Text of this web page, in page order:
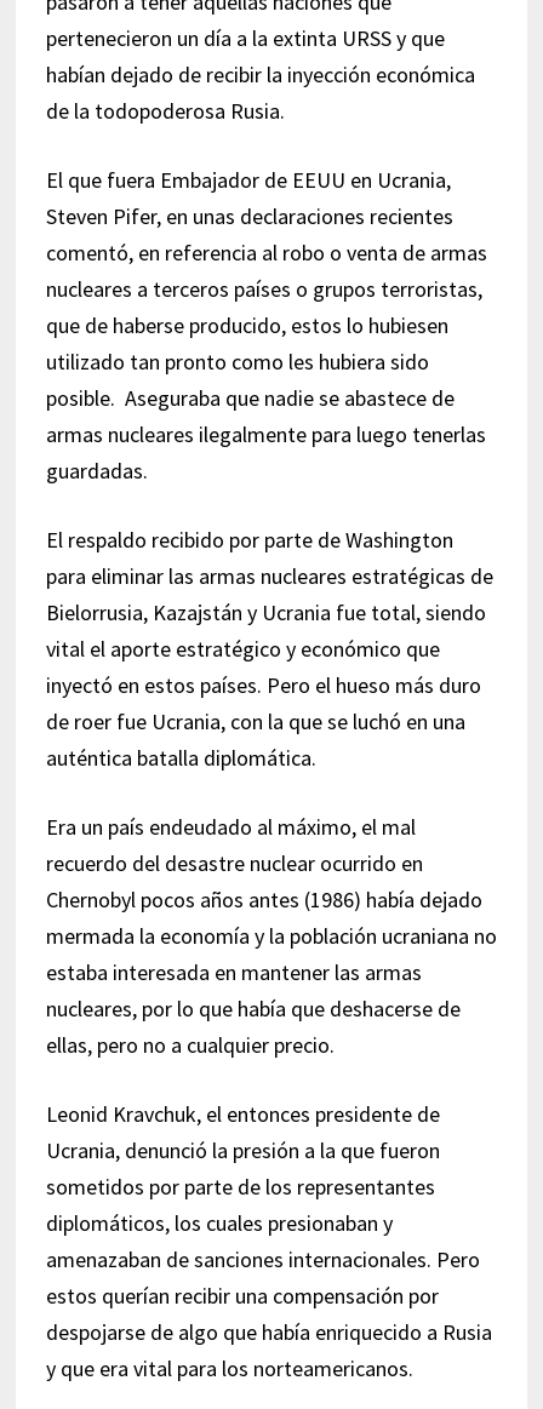
pertenecieron un día a la extinta URSS y que
habían dejado de recibir la inyección económica
de la todopoderosa Rusia.
El que fuera Embajador de EEUU en Ucrania,
Steven Pifer, en unas declaraciones recientes
comentó, en referencia al robo o venta de armas
nucleares a terceros países o grupos terroristas,
que de haberse producido, estos lo hubiesen
utilizado tan pronto como les hubiera sido
posible. Aseguraba que nadie se abastece de
armas nucleares ilegalmente para luego tenerlas
guardadas.
El respaldo recibido por parte de Washington
para eliminar las armas nucleares estratégicas de
Bielorrusia, Kazajstán y Ucrania fue total, siendo
vital el aporte estratégico y económico que
inyectó en estos países. Pero el hueso más duro
de roer fue Ucrania, con la que se luchó en una
auténtica batalla diplomática.
Era un país endeudado al máximo, el mal
recuerdo del desastre nuclear ocurrido en
Chernobyl pocos años antes (1986) había dejado
mermada la economía y la población ucraniana no
estaba interesada en mantener las armas
nucleares, por lo que había que deshacerse de
ellas, pero no a cualquier precio.
Leonid Kravchuk, el entonces presidente de
Ucrania, denunció la presión a la que fueron
sometidos por parte de los representantes
diplomáticos, los cuales presionaban y
amenazaban de sanciones internacionales. Pero
estos querían recibir una compensación por
despojarse de algo que había enriquecido a Rusia
y que era vital para los norteamericanos.